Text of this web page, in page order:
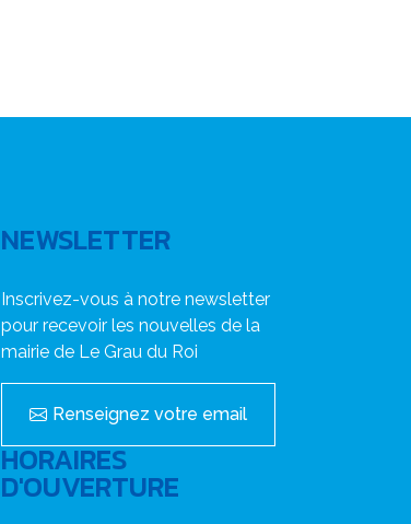
NEWSLETTER
Inscrivez-vous à notre newsletter
pour recevoir les nouvelles de la
mairie de Le Grau du Roi
Renseignez votre email
HORAIRES
D'OUVERTURE